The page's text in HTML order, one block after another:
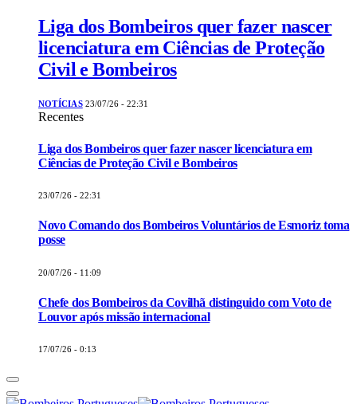
Liga dos Bombeiros quer fazer nascer
licenciatura em Ciências de Proteção
Civil e Bombeiros
NOTÍCIAS 23/07/26 - 22:31
Recentes
Liga dos Bombeiros quer fazer nascer licenciatura em
Ciências de Proteção Civil e Bombeiros
23/07/26 - 22:31
Novo Comando dos Bombeiros Voluntários de Esmoriz toma
posse
20/07/26 - 11:09
Chefe dos Bombeiros da Covilhã distinguido com Voto de
Louvor após missão internacional
17/07/26 - 0:13